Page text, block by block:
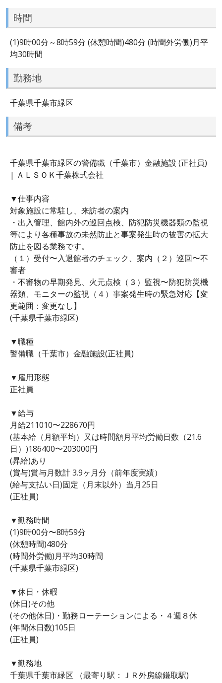
時間
(1)9時00分～8時59分 (休憩時間)480分 (時間外労働)月平
均30時間
勤務地
千葉県千葉市緑区
備考
千葉県千葉市緑区の警備職（千葉市）金融施設 (正社員)
| ＡＬＳＯＫ千葉株式会社
▼仕事内容
対象施設に常駐し、来訪者の案内
・出入管理、館内外の巡回点検、防犯防災機器類の監視
等により各種事故の未然防止と事案発生時の被害の拡大
防止を図る業務です。
（１）受付〜入退館者のチェック、案内（２）巡回〜不
審者
・不審物の早期発見、火元点検（３）監視〜防犯防災機
器類、モニターの監視（４）事案発生時の緊急対応【変
更範囲：変更なし】
(千葉県千葉市緑区)
▼職種
警備職（千葉市）金融施設(正社員)
▼雇用形態
正社員
▼給与
月給211010〜228670円
(基本給（月額平均）又は時間額月平均労働日数（21.6
日）)186400〜203000円
(昇給)あり
(賞与)賞与月数計 3.9ヶ月分（前年度実績）
(給与支払い日)固定（月末以外）当月25日
(正社員)
▼勤務時間
(1)9時00分〜8時59分
(休憩時間)480分
(時間外労働)月平均30時間
(千葉県千葉市緑区)
▼休日・休暇
(休日)その他
(その他休日)・勤務ローテーションによる・４週８休
(年間休日数)105日
(正社員)
▼勤務地
千葉県千葉市緑区 （最寄り駅：ＪＲ外房線鎌取駅)